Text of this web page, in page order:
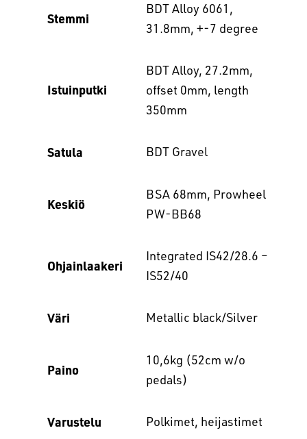
Stemmi
BDT Alloy 6061,
31.8mm, +-7 degree
Istuinputki
BDT Alloy, 27.2mm,
offset 0mm, length
350mm
Satula BDT Gravel
Keskiö
BSA 68mm, Prowheel
PW-BB68
Ohjainlaakeri
Integrated IS42/28.6 –
IS52/40
Väri Metallic black/Silver
Paino
10,6kg (52cm w/o
pedals)
Varustelu Polkimet, heijastimet